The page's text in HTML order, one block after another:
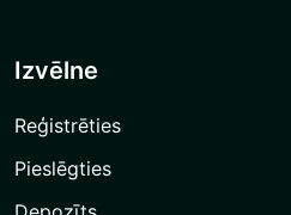
Izvēlne
Reģistrēties
Pieslēgties